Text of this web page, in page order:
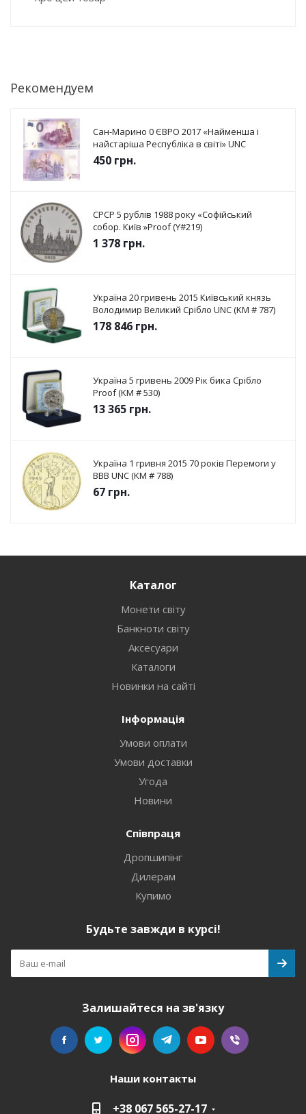
Рекомендуем
Сан-Марино 0 ЄВРО 2017 «Найменша і
найстаріша Республіка в світі» UNC
450 грн.
СРСР 5 рублів 1988 року «Софійський
собор. Київ »Proof (Y#219)
1 378 грн.
Україна 20 гривень 2015 Київський князь
Володимир Великий Срібло UNC (KM # 787)
178 846 грн.
Україна 5 гривень 2009 Рік бика Срібло
Proof (KM # 530)
13 365 грн.
Україна 1 гривня 2015 70 років Перемоги у
ВВВ UNC (KM # 788)
67 грн.
Каталог
Монети світу
Банкноти світу
Аксесуари
Каталоги
Новинки на сайті
Інформація
Умови оплати
Умови доставки
Угода
Новини
Співпраця
Дропшипінг
Дилерам
Купимо
Будьте завжди в курсі!
Залишайтеся на зв'язку
Наши контакты
+38 067 565-27-17